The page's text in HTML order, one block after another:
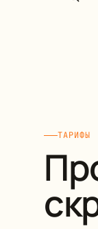
ТАРИФЫ